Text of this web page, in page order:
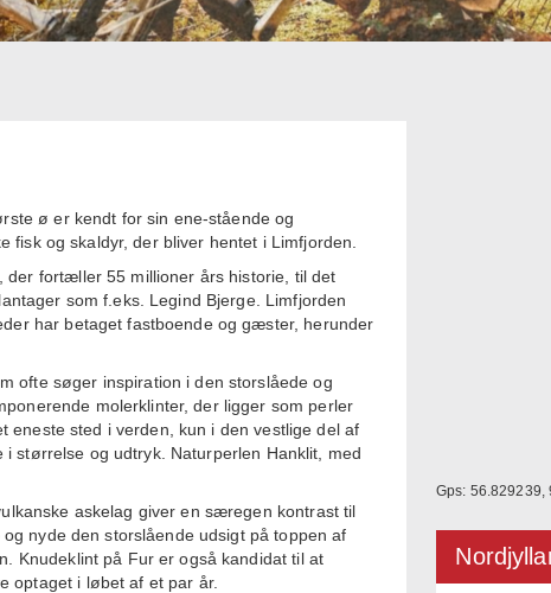
ø er kendt for sin ene-stående og
og skaldyr, der bliver hentet i Limfjorden.
fortæller 55 millioner års historie, til det
som f.eks. Legind Bjerge. Limfjorden
har betaget fastboende og gæster, herunder
ofte søger inspiration i den storslåede og
molerklinter, der ligger som perler
eneste sted i verden, kun i den vestlige del af
størrelse og udtryk. Naturperlen Hanklit, med
askelag giver en særegen kontrast til
nyde den storslående udsigt på toppen af
Knudeklint på Fur er også kandidat til at
optaget i løbet af et par år.
Gps: 56.829239,